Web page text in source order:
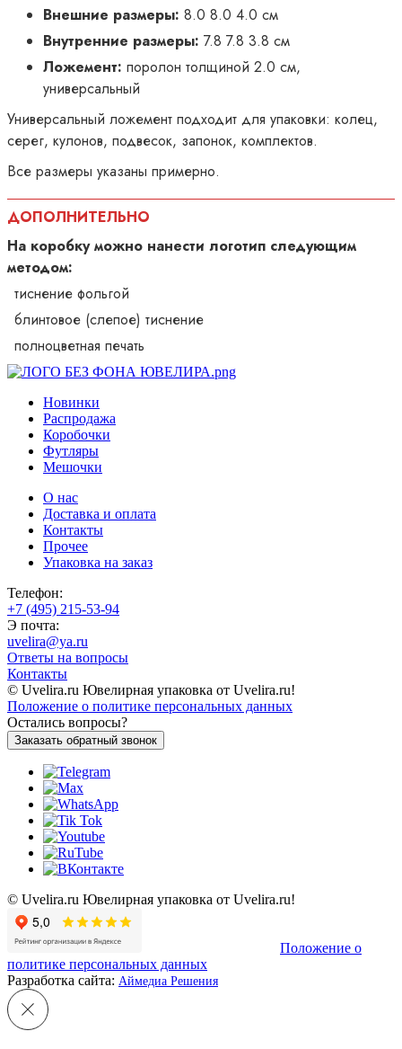
Внешние размеры: 8.0 8.0 4.0 см
Внутренние размеры: 7.8 7.8 3.8 см
Ложемент: поролон толщиной 2.0 см,
универсальный
Универсальный ложемент подходит для упаковки: колец,
серег, кулонов, подвесок, запонок, комплектов.
Все размеры указаны примерно.
ДОПОЛНИТЕЛЬНО
На коробку можно нанести логотип следующим
методом:
тиснение фольгой
блинтовое (слепое) тиснение
полноцветная печать
Новинки
Распродажа
Коробочки
Футляры
Мешочки
О нас
Доставка и оплата
Контакты
Прочее
Упаковка на заказ
Телефон:
+7 (495) 215-53-94
Э почта:
uvelira@ya.ru
Ответы на вопросы
Контакты
© Uvelira.ru Ювелирная упаковка от Uvelira.ru!
Положение о политике персональных данных
Остались вопросы?
Заказать обратный звонок
© Uvelira.ru Ювелирная упаковка от Uvelira.ru!
Положение о
политике персональных данных
Разработка сайта: Аймедиа Решения